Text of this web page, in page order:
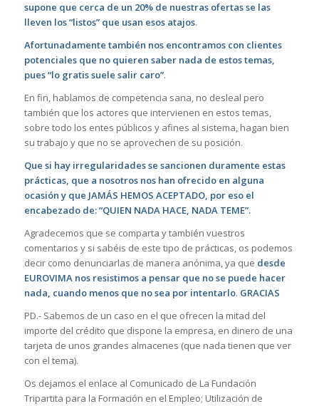
supone que cerca de un 20% de nuestras ofertas se las
lleven los “listos” que usan esos atajos.
Afortunadamente también nos encontramos con clientes
potenciales que no quieren saber nada de estos temas,
pues “lo gratis suele salir caro”.
En fin, hablamos de competencia sana, no desleal pero
también que los actores que intervienen en estos temas,
sobre todo los entes públicos y afines al sistema, hagan bien
su trabajo y que no se aprovechen de su posición.
Que si hay irregularidades se sancionen duramente estas
prácticas, que a nosotros nos han ofrecido en alguna
ocasión y que JAMÁS HEMOS ACEPTADO, por eso el
encabezado de: “QUIEN NADA HACE, NADA TEME”.
Agradecemos que se comparta y también vuestros
comentarios y si sabéis de este tipo de prácticas, os podemos
decir como denunciarlas de manera anónima, ya que desde
EUROVIMA nos resistimos a pensar que no se puede hacer
nada, cuando menos que no sea por intentarlo. GRACIAS
PD.- Sabemos de un caso en el que ofrecen la mitad del
importe del crédito que dispone la empresa, en dinero de una
tarjeta de unos grandes almacenes (que nada tienen que ver
con el tema).
Os dejamos el enlace al Comunicado de La Fundación
Tripartita para la Formación en el Empleo; Utilización de